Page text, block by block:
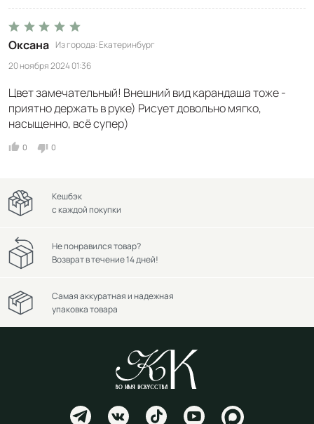
Оксана Из города Екатеринбург
20 ноября 2024 01:36
Цвет замечательный! Внешний вид карандаша тоже -
приятно держать в руке) Рисует довольно мягко,
насыщенно, всё супер)
0 0
Кешбэк
с каждой покупки
Не понравился товар?
Возврат в течение 14 дней!
Самая аккуратная и надежная
упаковка товара